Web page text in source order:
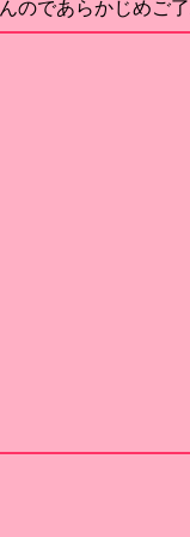
のであらかじめご了